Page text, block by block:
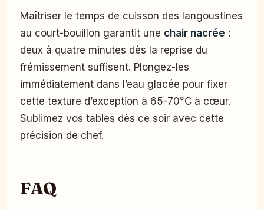
Maîtriser le temps de cuisson des langoustines
au court-bouillon garantit une chair nacrée :
deux à quatre minutes dès la reprise du
frémissement suffisent. Plongez-les
immédiatement dans l’eau glacée pour fixer
cette texture d’exception à 65-70°C à cœur.
Sublimez vos tables dès ce soir avec cette
précision de chef.
FAQ